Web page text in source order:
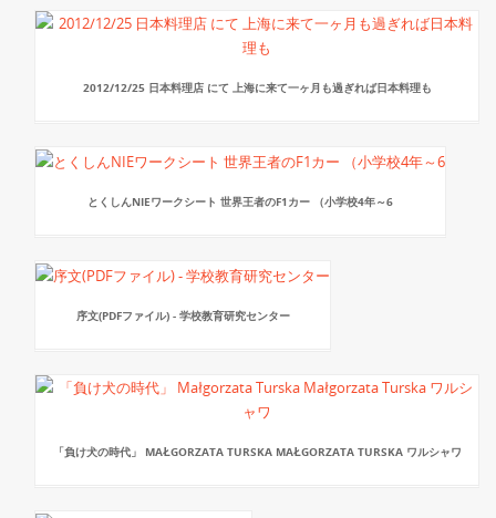
2012/12/25 日本料理店 にて 上海に来て一ヶ月も過ぎれば日本料理も
とくしんNIEワークシート 世界王者のF1カー （小学校4年～6
序文(PDFファイル) - 学校教育研究センター
「負け犬の時代」 MAŁGORZATA TURSKA MAŁGORZATA TURSKA ワルシャワ